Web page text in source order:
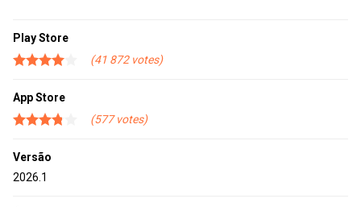
Play Store
41 872
App Store
577
Versão
2026.1